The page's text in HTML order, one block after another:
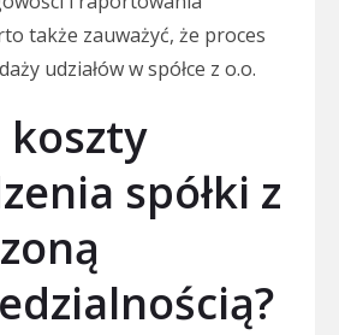
także zauważyć, że proces
udziałów w spółce z o.o.
koszty
spółki z